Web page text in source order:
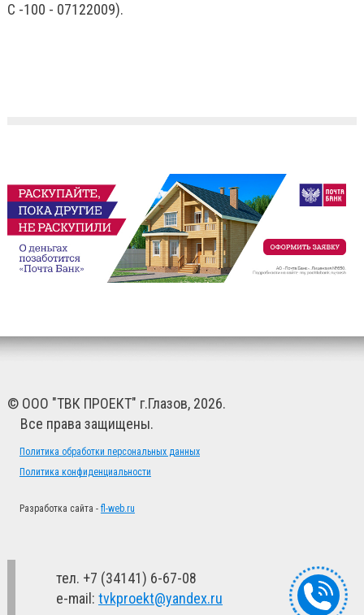
С -100 - 07122009).
© ООО "ТВК ПРОЕКТ" г.Глазов, 2026.
Все права защищены.
Политика обработки персональных данных
Политика конфиденциальности
Разработка сайта - fl-web.ru
тел. +7 (34141) 6-67-08
e-mail: tvkproekt@yandex.ru